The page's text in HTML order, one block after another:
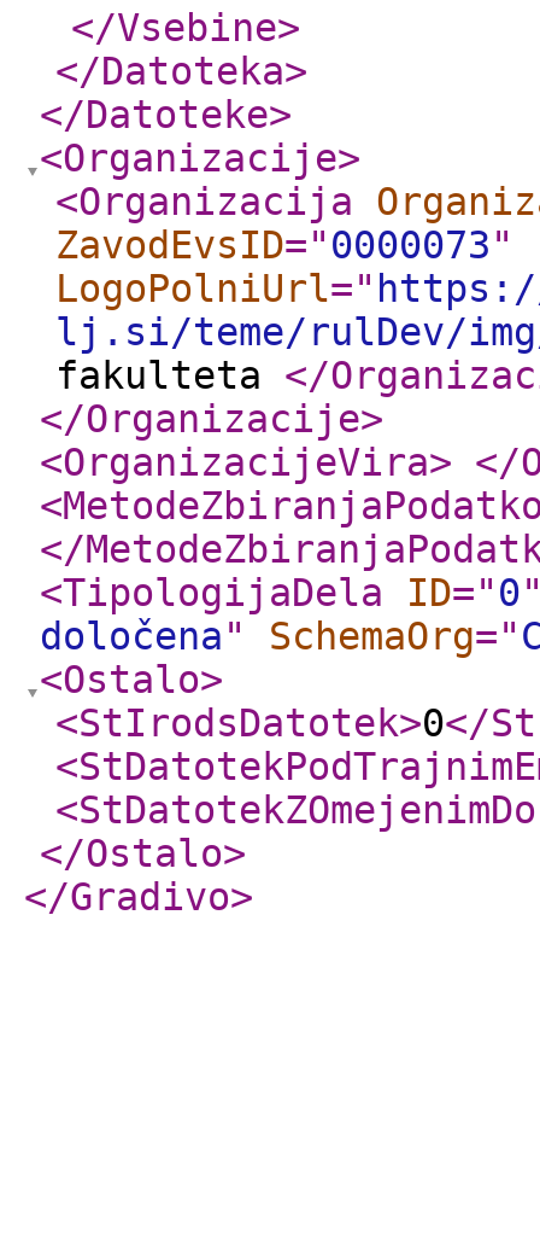
</Vsebine>
</Datoteka>
</Datoteke>
<Organizacije>
<Organizacija
ZavodEvsID="0000073"
LogoPolniUrl="
lj.si/teme/rulDev/
fakulteta </
</Organizacije>
<OrganizacijeVira> </
</
<TipologijaDela
ID="0
določena" SchemaOrg="
<Ostalo>
<StIrodsDatotek>0</
</Ostalo>
</Gradivo>